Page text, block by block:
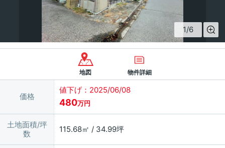
1/6
地図 物件詳細
価格
値下げ：2025/06/08
480万円
土地面積/坪
数
115.68㎡ / 34.99坪